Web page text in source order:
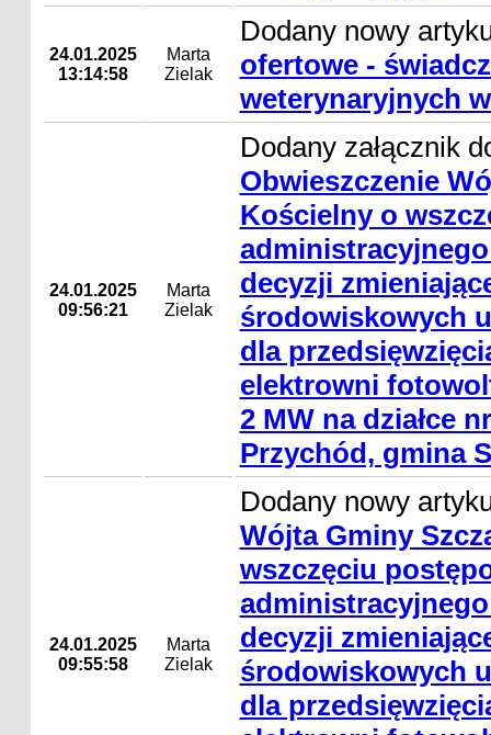
24.01.2025
13:14:58
Marta
Zielak
Dodany nowy
ofertowe -
weterynaryjnych
24.01.2025
09:56:21
Marta
Zielak
Dodany załącznik
Obwieszczenie
Kościelny o
decyzji
środowiskowych
dla
elektrowni
2 MW na działce
Przychód, gmina
24.01.2025
09:55:58
Marta
Zielak
Dodany nowy
Wójta Gminy
wszczęciu
decyzji
środowiskowych
dla